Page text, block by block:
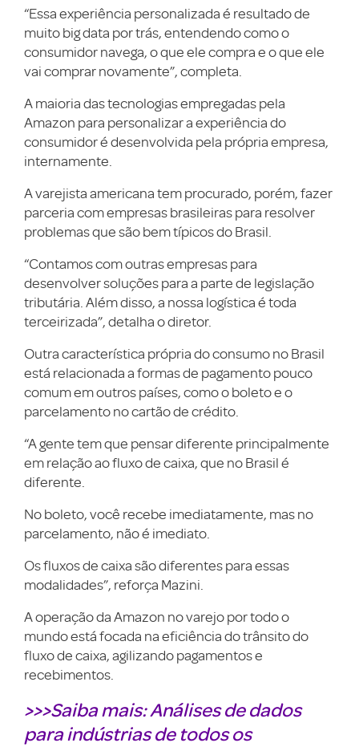
“Essa experiência personalizada é resultado de
muito big data por trás, entendendo como o
consumidor navega, o que ele compra e o que ele
vai comprar novamente”, completa.
A maioria das tecnologias empregadas pela
Amazon para personalizar a experiência do
consumidor é desenvolvida pela própria empresa,
internamente.
A varejista americana tem procurado, porém, fazer
parceria com empresas brasileiras para resolver
problemas que são bem típicos do Brasil.
“Contamos com outras empresas para
desenvolver soluções para a parte de legislação
tributária. Além disso, a nossa logística é toda
terceirizada”, detalha o diretor.
Outra característica própria do consumo no Brasil
está relacionada a formas de pagamento pouco
comum em outros países, como o boleto e o
parcelamento no cartão de crédito.
“A gente tem que pensar diferente principalmente
em relação ao fluxo de caixa, que no Brasil é
diferente.
No boleto, você recebe imediatamente, mas no
parcelamento, não é imediato.
Os fluxos de caixa são diferentes para essas
modalidades”, reforça Mazini.
A operação da Amazon no varejo por todo o
mundo está focada na eficiência do trânsito do
fluxo de caixa, agilizando pagamentos e
recebimentos.
>>>Saiba mais: Análises de dados
para indústrias de todos os